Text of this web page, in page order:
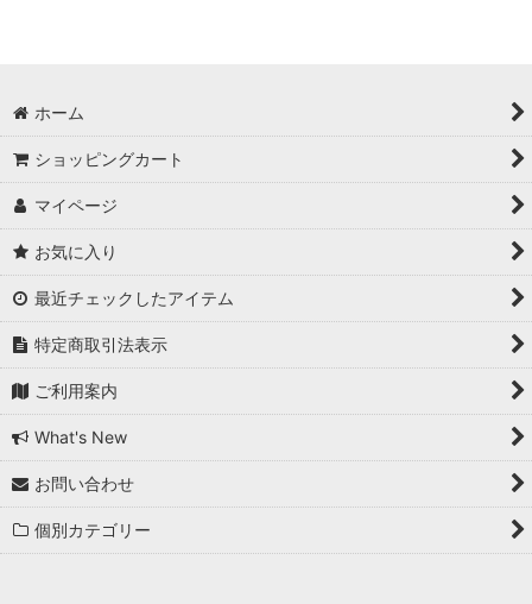
ホーム
ショッピングカート
マイページ
お気に入り
最近チェックしたアイテム
特定商取引法表示
ご利用案内
What's New
お問い合わせ
個別カテゴリー